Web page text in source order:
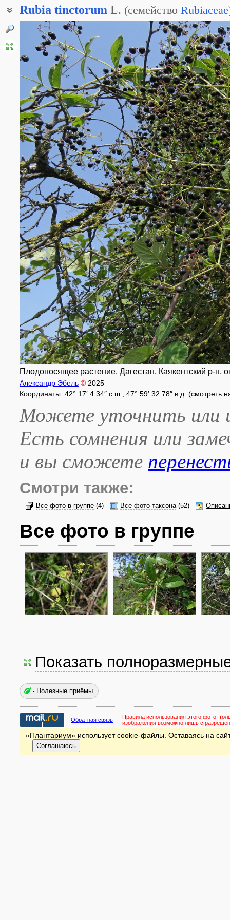
Rubia tinctorum L. (семейство Rubiaceae
Марена грузинская
Плодоносящее растение. Дагестан, Каякентский р-н,
Александр Эбель © 2025
Координаты: 42° 17′ 4.34″ с.ш., 47° 59′ 32.78″ в.д. (смотреть
Можете уточнить или
Есть сомнения или
и вы сможете
Смотри также:
Все фото в группе (4) Все фото таксона(52)
Все фото в группе
Показать
Полезные приёмы
Обратная связь Правила использования этого фото:
изображения возможно лишь с
«Плантариум» использует cookie-файлы. Оставаясь на
Соглашаюсь